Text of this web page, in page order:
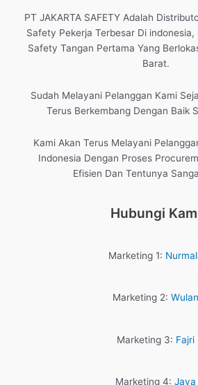
PT JAKARTA SAFETY Adalah
Safety Pekerja Terbesar Di
Safety Tangan Pertama Yang
Barat.
Sudah Melayani Pelanggan Kami
Terus Berkembang Dengan Baik
Kami Akan Terus Melayani
Indonesia Dengan Proses
Efisien Dan Tentunya
Hubungi
Marketing 1:
Marketing 2: Wulan
Marketing 3: Fajri
Marketing 4: Jaya